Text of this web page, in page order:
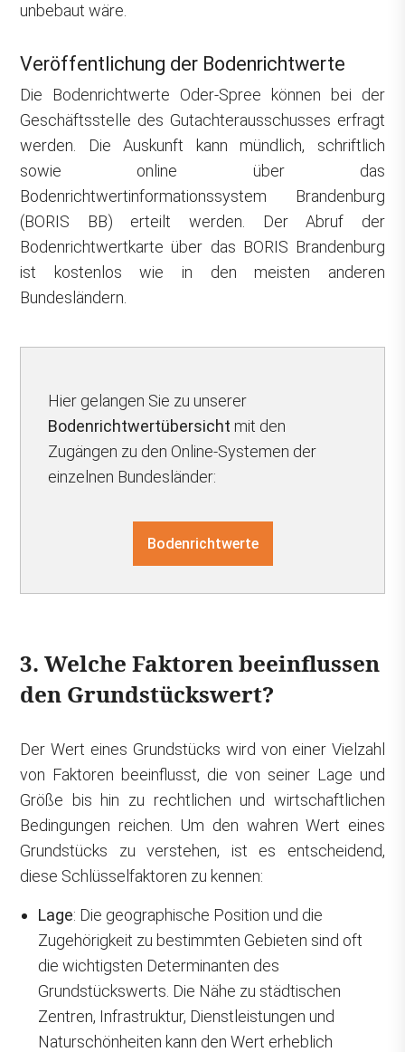
unbebaut wäre.
Veröffentlichung der Bodenrichtwerte
Die Bodenrichtwerte Oder-Spree können bei der
Geschäftsstelle des Gutachterausschusses erfragt
werden. Die Auskunft kann mündlich, schriftlich
sowie online über das
Bodenrichtwertinformationssystem Brandenburg
(BORIS BB) erteilt werden. Der Abruf der
Bodenrichtwertkarte über das BORIS Brandenburg
ist kostenlos wie in den meisten anderen
Bundesländern.
Hier gelangen Sie zu unserer
Bodenrichtwertübersicht mit den
Zugängen zu den Online-Systemen der
einzelnen Bundesländer:
Bodenrichtwerte
3. Welche Faktoren beeinflussen
den Grundstückswert?
Der Wert eines Grundstücks wird von einer Vielzahl
von Faktoren beeinflusst, die von seiner Lage und
Größe bis hin zu rechtlichen und wirtschaftlichen
Bedingungen reichen. Um den wahren Wert eines
Grundstücks zu verstehen, ist es entscheidend,
diese Schlüsselfaktoren zu kennen:
Lage: Die geographische Position und die
Zugehörigkeit zu bestimmten Gebieten sind oft
die wichtigsten Determinanten des
Grundstückswerts. Die Nähe zu städtischen
Zentren, Infrastruktur, Dienstleistungen und
Naturschönheiten kann den Wert erheblich